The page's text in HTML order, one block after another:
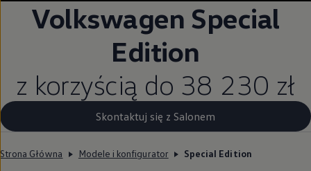
Volkswagen Special
Edition
z korzyścią do 38 230 zł
Skontaktuj się z Salonem
Strona Główna Modele i konfigurator Special Edition